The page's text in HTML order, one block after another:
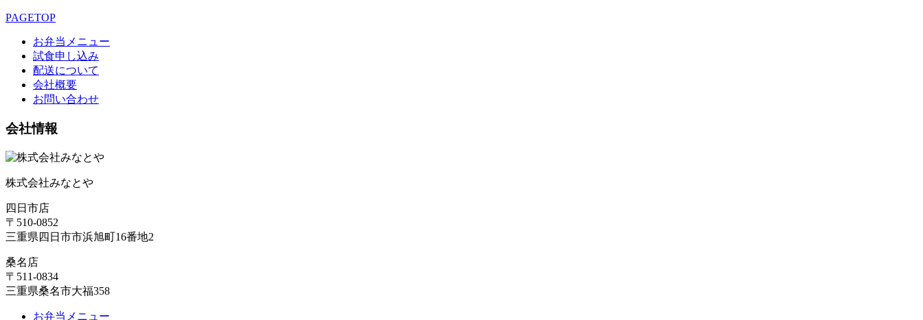
PAGETOP
お弁当メニュー
試食申し込み
配送について
会社概要
お問い合わせ
会社情報
株式会社みなとや
四日市店
〒510-0852
三重県四日市市浜旭町16番地2
桑名店
〒511-0834
三重県桑名市大福358
お弁当メニュー